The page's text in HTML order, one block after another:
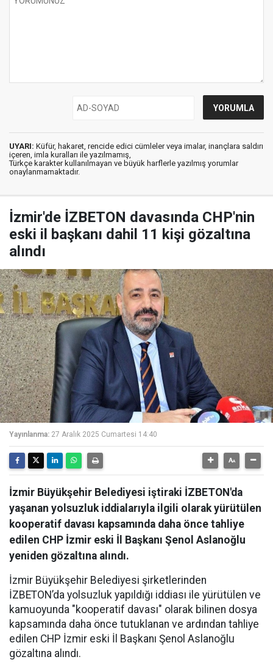
UYARI: Küfür, hakaret, rencide edici cümleler veya imalar, inançlara saldırı
içeren, imla kuralları ile yazılmamış,
Türkçe karakter kullanılmayan ve büyük harflerle yazılmış yorumlar
onaylanmamaktadır.
İzmir'de İZBETON davasında CHP'nin
eski il başkanı dahil 11 kişi gözaltına
alındı
Yayınlanma: 27 Aralık 2025 Cumartesi 14:40
İzmir Büyükşehir Belediyesi iştiraki İZBETON'da
yaşanan yolsuzluk iddialarıyla ilgili olarak yürütülen
kooperatif davası kapsamında daha önce tahliye
edilen CHP İzmir eski İl Başkanı Şenol Aslanoğlu
yeniden gözaltına alındı.
İzmir Büyükşehir Belediyesi şirketlerinden
İZBETON’da yolsuzluk yapıldığı iddiası ile yürütülen ve
kamuoyunda "kooperatif davası" olarak bilinen dosya
kapsamında daha önce tutuklanan ve ardından tahliye
edilen CHP İzmir eski İl Başkanı Şenol Aslanoğlu
gözaltına alındı.